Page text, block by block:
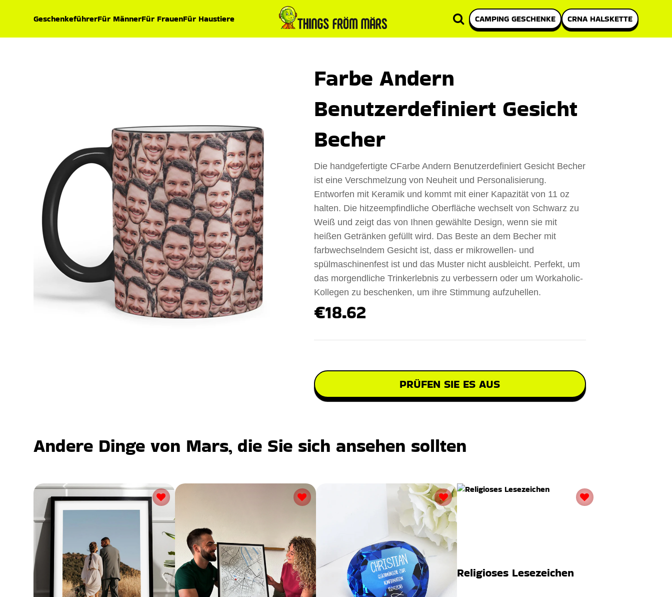
GeschenkeführerFür MännerFür FrauenFür Haustiere CAMPING GESCHENKE CRNA HALSKETTE
Farbe Andern
Benutzerdefiniert Gesicht
Becher
Die handgefertigte CFarbe Andern Benutzerdefiniert Gesicht Becher
ist eine Verschmelzung von Neuheit und Personalisierung.
Entworfen mit Keramik und kommt mit einer Kapazität von 11 oz
halten. Die hitzeempfindliche Oberfläche wechselt von Schwarz zu
Weiß und zeigt das von Ihnen gewählte Design, wenn sie mit
heißen Getränken gefüllt wird. Das Beste an dem Becher mit
farbwechselndem Gesicht ist, dass er mikrowellen- und
spülmaschinenfest ist und das Muster nicht ausbleicht. Perfekt, um
das morgendliche Trinkerlebnis zu verbessern oder um Workaholic-
Kollegen zu beschenken, um ihre Stimmung aufzuhellen.
€18.62
PRÜFEN SIE ES AUS
Andere Dinge von Mars, die Sie sich ansehen sollten
Religioses Lesezeichen